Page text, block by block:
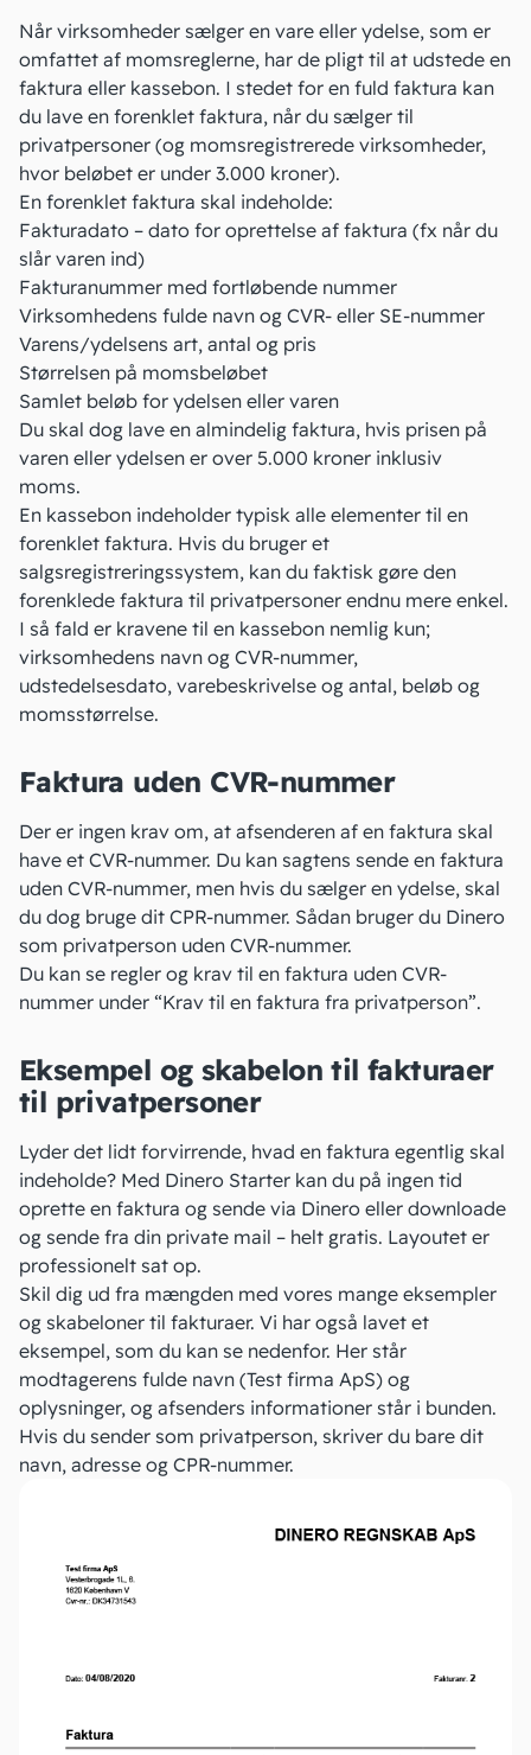
Når virksomheder sælger en vare eller ydelse, som er
omfattet af momsreglerne, har de pligt til at udstede en
faktura eller kassebon. I stedet for en fuld faktura kan
du lave en forenklet faktura, når du sælger til
privatpersoner (og momsregistrerede virksomheder,
hvor beløbet er under 3.000 kroner).
En forenklet faktura skal indeholde:
Fakturadato – dato for oprettelse af faktura (fx når du
slår varen ind)
Fakturanummer med fortløbende nummer
Virksomhedens fulde navn og CVR- eller SE-nummer
Varens/ydelsens art, antal og pris
Størrelsen på momsbeløbet
Samlet beløb for ydelsen eller varen
Du skal dog lave en almindelig faktura, hvis prisen på
varen eller ydelsen er over 5.000 kroner inklusiv
moms.
En kassebon indeholder typisk alle elementer til en
forenklet faktura. Hvis du bruger et
salgsregistreringssystem, kan du faktisk gøre den
forenklede faktura til privatpersoner endnu mere enkel.
I så fald er kravene til en kassebon nemlig kun;
virksomhedens navn og CVR-nummer,
udstedelsesdato, varebeskrivelse og antal, beløb og
momsstørrelse.
Faktura uden CVR-nummer
Der er ingen krav om, at afsenderen af en faktura skal
have et CVR-nummer. Du kan sagtens sende en faktura
uden CVR-nummer, men hvis du sælger en ydelse, skal
du dog bruge dit CPR-nummer. Sådan bruger du Dinero
som privatperson uden CVR-nummer.
Du kan se regler og krav til en faktura uden CVR-
nummer under “Krav til en faktura fra privatperson”.
Eksempel og skabelon til fakturaer
til privatpersoner
Lyder det lidt forvirrende, hvad en faktura egentlig skal
indeholde? Med Dinero Starter kan du på ingen tid
oprette en faktura og sende via Dinero eller downloade
og sende fra din private mail – helt gratis. Layoutet er
professionelt sat op.
Skil dig ud fra mængden med vores mange eksempler
og skabeloner til fakturaer. Vi har også lavet et
eksempel, som du kan se nedenfor. Her står
modtagerens fulde navn (Test firma ApS) og
oplysninger, og afsenders informationer står i bunden.
Hvis du sender som privatperson, skriver du bare dit
navn, adresse og CPR-nummer.